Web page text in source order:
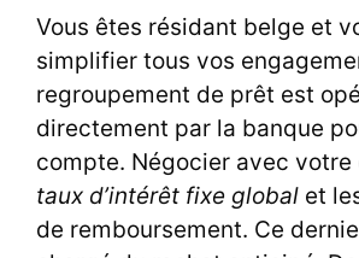
Vous êtes résidant belge et
simplifier tous vos
regroupement de prêt est
directement par la banque
compte. Négocier avec votre
taux d’intérêt fixe global et
de remboursement. Ce